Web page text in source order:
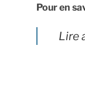
Pour en
Lire